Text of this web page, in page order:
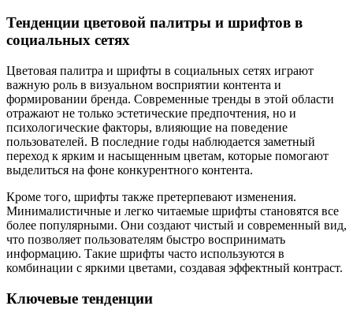
Тенденции цветовой палитры и шрифтов в
социальных сетях
Цветовая палитра и шрифты в социальных сетях играют
важную роль в визуальном восприятии контента и
формировании бренда. Современные тренды в этой области
отражают не только эстетические предпочтения, но и
психологические факторы, влияющие на поведение
пользователей. В последние годы наблюдается заметный
переход к ярким и насыщенным цветам, которые помогают
выделиться на фоне конкурентного контента.
Кроме того, шрифты также претерпевают изменения.
Минималистичные и легко читаемые шрифты становятся все
более популярными. Они создают чистый и современный вид,
что позволяет пользователям быстро воспринимать
информацию. Такие шрифты часто используются в
комбинации с яркими цветами, создавая эффектный контраст.
Ключевые тенденции